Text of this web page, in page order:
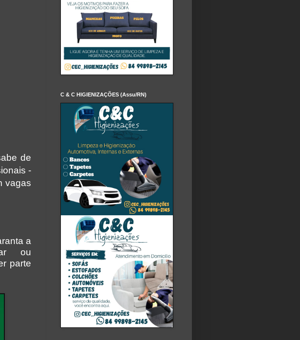
de
-
vagas
a
ou
parte
C & C HIGIENIZAÇÕES (Assu/RN)